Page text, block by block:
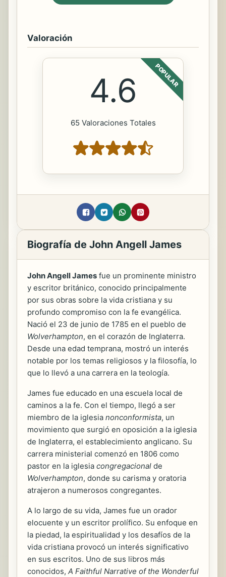
Valoración
POPULAR
4.6
65 Valoraciones Totales
Biografía de John Angell James
John Angell James fue un prominente ministro
y escritor británico, conocido principalmente
por sus obras sobre la vida cristiana y su
profundo compromiso con la fe evangélica.
Nació el 23 de junio de 1785 en el pueblo de
Wolverhampton, en el corazón de Inglaterra.
Desde una edad temprana, mostró un interés
notable por los temas religiosos y la filosofía, lo
que lo llevó a una carrera en la teología.
James fue educado en una escuela local de
caminos a la fe. Con el tiempo, llegó a ser
miembro de la iglesia nonconformista, un
movimiento que surgió en oposición a la iglesia
de Inglaterra, el establecimiento anglicano. Su
carrera ministerial comenzó en 1806 como
pastor en la iglesia congregacional de
Wolverhampton, donde su carisma y oratoria
atrajeron a numerosos congregantes.
A lo largo de su vida, James fue un orador
elocuente y un escritor prolífico. Su enfoque en
la piedad, la espiritualidad y los desafíos de la
vida cristiana provocó un interés significativo
en sus escritos. Uno de sus libros más
conocidos, A Faithful Narrative of the Wonderful